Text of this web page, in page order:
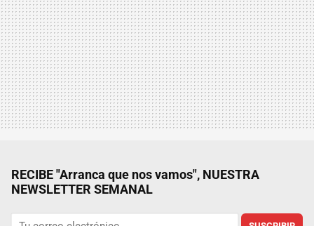
RECIBE "Arranca que nos vamos", NUESTRA
NEWSLETTER SEMANAL